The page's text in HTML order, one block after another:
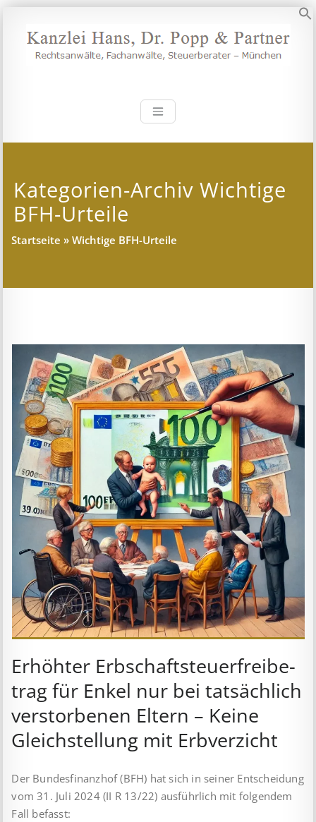
Inhalt
springen
Kanzlei Hans,
Kategorien-Archiv Wichtige
BFH-Urteile
Startseite »Wichtige BFH-Urteile
Erhöhter Erb­schaft­steuer­frei­be­
trag für Enkel nur bei tat­säch­lich
ver­storb­en­en Eltern – Keine
Gleich­stell­ung mit Erb­verzicht
Der Bundesfinanzhof (BFH) hat sich in seiner Entscheidung
vom 31. Juli 2024 (II R 13/22) ausführlich mit folgendem
Fall befasst: